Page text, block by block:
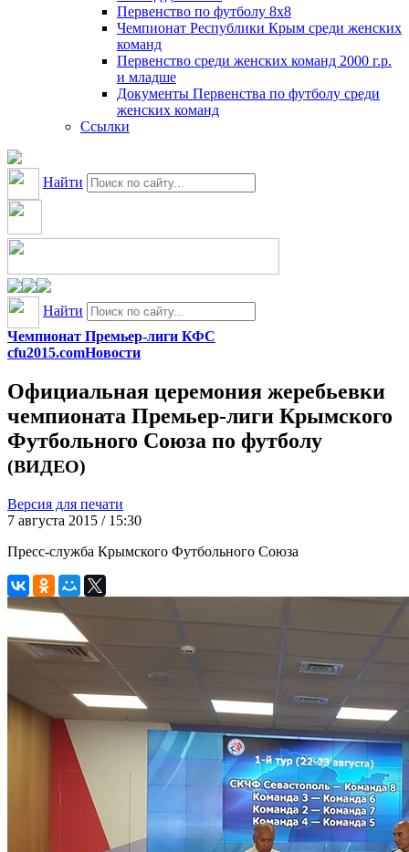
Первенство по футболу 8х8
Чемпионат Республики Крым среди женских
команд
Первенство среди женских команд 2000 г.р.
и младше
Документы Первенства по футболу среди
женских команд
Ссылки
Найти
Найти
Чемпионат Премьер-лиги КФС
cfu2015.comНовости
Официальная церемония жеребьевки
чемпионата Премьер-лиги Крымского
Футбольного Союза по футболу
(ВИДЕО)
Версия для печати
7 августа 2015 / 15:30
Пресс-служба Крымского Футбольного Союза